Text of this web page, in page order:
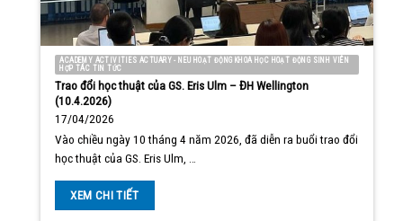
ACADEMY ACTIVITIES ACTUARY - NEU HOẠT ĐỘNG KHOA HỌC HOẠT ĐỘNG SINH VIÊN
HỢP TÁC TIN TỨC
Trao đổi học thuật của GS. Eris Ulm – ĐH Wellington
(10.4.2026)
17/04/2026
Vào chiều ngày 10 tháng 4 năm 2026, đã diễn ra buổi trao đổi
học thuật của GS. Eris Ulm, …
XEM CHI TIẾT